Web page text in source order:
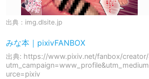
出典： img.dlsite.jp
みな本｜pixivFANBOX
出典: https://www.pixiv.net/fanbox/
urce=pixiv